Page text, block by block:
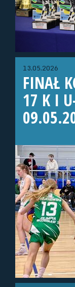
13.05.2026
FINAŁ
17 K I